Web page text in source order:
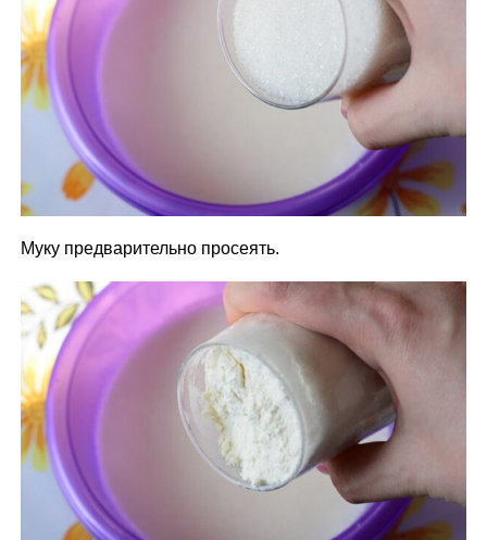
Муку предварительно просеять.